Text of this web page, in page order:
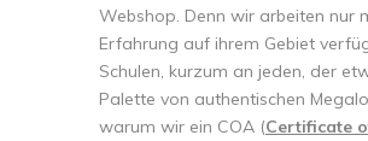
Webshop. Denn wir arbeiten nur
Erfahrung auf ihrem Gebiet
Schulen, kurzum an jeden, der
Palette von authentischen
warum wir ein COA (Certificate